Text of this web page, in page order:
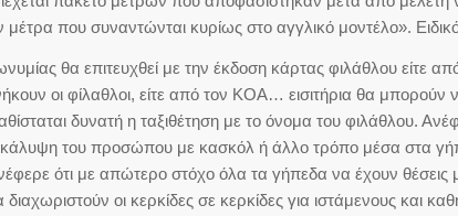
μέτρα που συναντώνται κυρίως στο αγγλικό μοντέλο».
θα επιτευχθεί με την έκδοση κάρτας φιλάθλου είτε
οι φίλαθλοι, είτε από τον ΚΟΑ… εισιτήρια θα
δυνατή η ταξιθέτηση με το όνομα του φιλάθλου.
κάλυψη του προσώπου με κασκόλ ή άλλο τρόπο μέσα στα
ότι με απώτερο στόχο όλα τα γήπεδα να έχουν θέσεις
οι κερκίδες σε κερκίδες για ιστάμενους και